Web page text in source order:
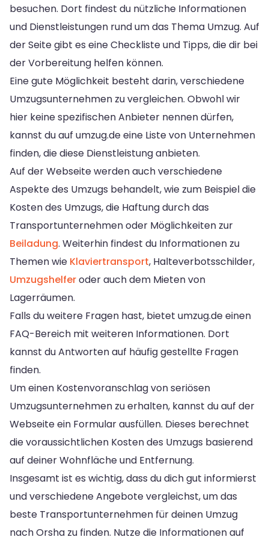
besuchen. Dort findest du nützliche Informationen
und Dienstleistungen rund um das Thema Umzug. Auf
der Seite gibt es eine Checkliste und Tipps, die dir bei
der Vorbereitung helfen können.
Eine gute Möglichkeit besteht darin, verschiedene
Umzugsunternehmen zu vergleichen. Obwohl wir
hier keine spezifischen Anbieter nennen dürfen,
kannst du auf umzug.de eine Liste von Unternehmen
finden, die diese Dienstleistung anbieten.
Auf der Webseite werden auch verschiedene
Aspekte des Umzugs behandelt, wie zum Beispiel die
Kosten des Umzugs, die Haftung durch das
Transportunternehmen oder Möglichkeiten zur
Beiladung. Weiterhin findest du Informationen zu
Themen wie Klaviertransport, Halteverbotsschilder,
Umzugshelferoder auch dem Mieten von
Lagerräumen.
Falls du weitere Fragen hast, bietet umzug.de einen
FAQ-Bereich mit weiteren Informationen. Dort
kannst du Antworten auf häufig gestellte Fragen
finden.
Um einen Kostenvoranschlag von seriösen
Umzugsunternehmen zu erhalten, kannst du auf der
Webseite ein Formular ausfüllen. Dieses berechnet
die voraussichtlichen Kosten des Umzugs basierend
auf deiner Wohnfläche und Entfernung.
Insgesamt ist es wichtig, dass du dich gut informierst
und verschiedene Angebote vergleichst, um das
beste Transportunternehmen für deinen Umzug
nach Orsha zu finden. Nutze die Informationen auf